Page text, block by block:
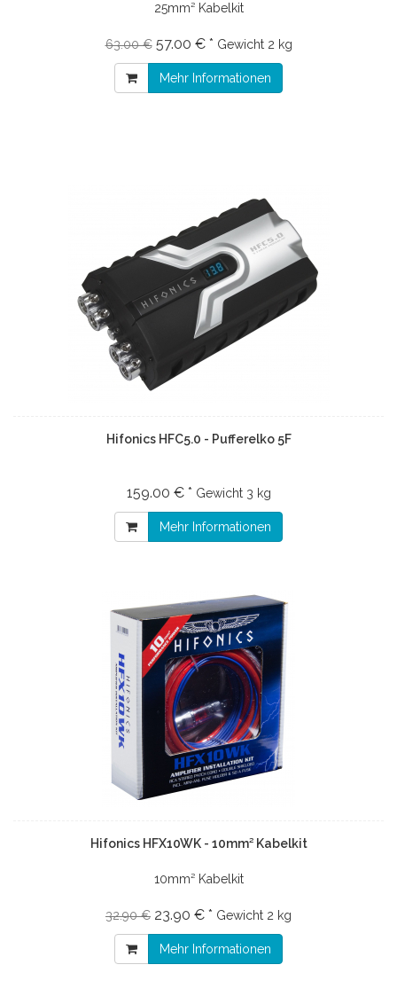
25mm² Kabelkit
63.00 € 57.00 € * Gewicht 2 kg
Mehr Informationen
Hifonics HFC5.0 - Pufferelko 5F
159.00 € * Gewicht 3 kg
Mehr Informationen
Hifonics HFX10WK - 10mm² Kabelkit
10mm² Kabelkit
32.90 € 23.90 € * Gewicht 2 kg
Mehr Informationen